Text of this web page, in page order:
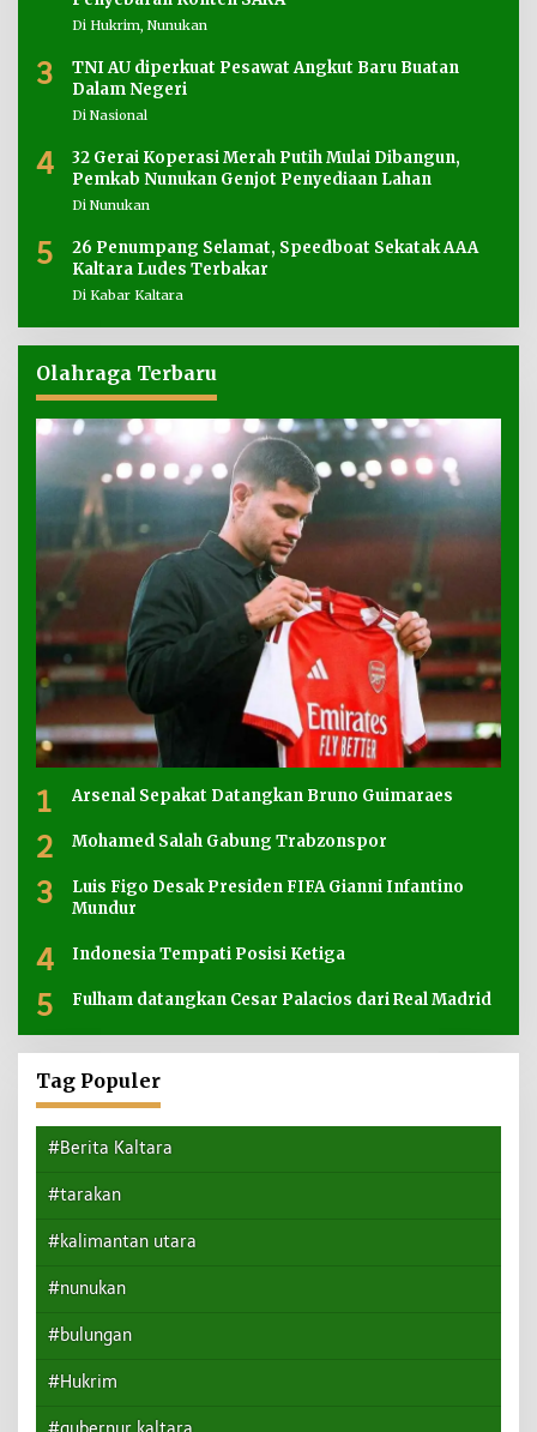
Di Hukrim, Nunukan
3
TNI AU diperkuat Pesawat Angkut Baru Buatan
Dalam Negeri
Di Nasional
4
32 Gerai Koperasi Merah Putih Mulai Dibangun,
Pemkab Nunukan Genjot Penyediaan Lahan
Di Nunukan
5
26 Penumpang Selamat, Speedboat Sekatak AAA
Kaltara Ludes Terbakar
Di Kabar Kaltara
Olahraga Terbaru
1 Arsenal Sepakat Datangkan Bruno Guimaraes
2 Mohamed Salah Gabung Trabzonspor
3
Luis Figo Desak Presiden FIFA Gianni Infantino
Mundur
4 Indonesia Tempati Posisi Ketiga
5 Fulham datangkan Cesar Palacios dari Real Madrid
Tag Populer
#Berita Kaltara
#tarakan
#kalimantan utara
#nunukan
#bulungan
#Hukrim